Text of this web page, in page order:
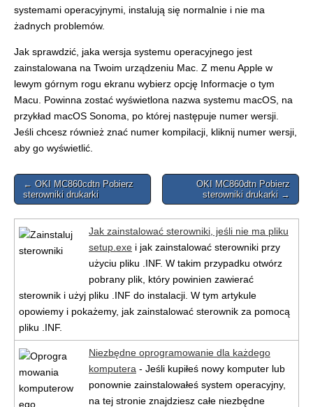
systemami operacyjnymi, instalują się normalnie i nie ma
żadnych problemów.
Jak sprawdzić, jaka wersja systemu operacyjnego jest
zainstalowana na Twoim urządzeniu Mac. Z menu Apple w
lewym górnym rogu ekranu wybierz opcję Informacje o tym
Macu. Powinna zostać wyświetlona nazwa systemu macOS, na
przykład macOS Sonoma, po której następuje numer wersji.
Jeśli chcesz również znać numer kompilacji, kliknij numer wersji,
aby go wyświetlić.
Post
navigation
← OKI MC860cdtn Pobierz
sterowniki drukarki
OKI MC860dtn Pobierz
sterowniki drukarki →
Jak zainstalować sterowniki, jeśli nie ma pliku
setup.exe i jak zainstalować sterowniki przy
użyciu pliku .INF. W takim przypadku otwórz
pobrany plik, który powinien zawierać
sterownik i użyj pliku .INF do instalacji. W tym artykule
opowiemy i pokażemy, jak zainstalować sterownik za pomocą
pliku .INF.
Niezbędne oprogramowanie dla każdego
komputera - Jeśli kupiłeś nowy komputer lub
ponownie zainstalowałeś system operacyjny,
na tej stronie znajdziesz całe niezbędne